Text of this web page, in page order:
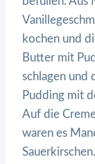
kochen und
Butter mit
schlagen und
Pudding mit
Auf die
waren es